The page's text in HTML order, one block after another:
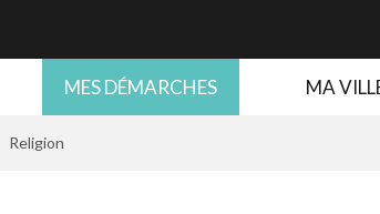
MES DÉMARCHES MA
Religion